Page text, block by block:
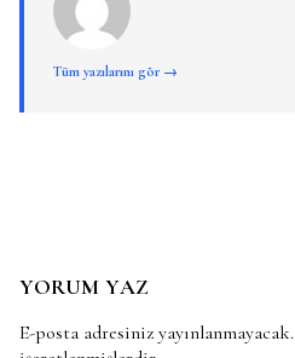
Tüm yazılarını gör →
YORUM YAZ
E-posta adresiniz yayınlanmayacak.